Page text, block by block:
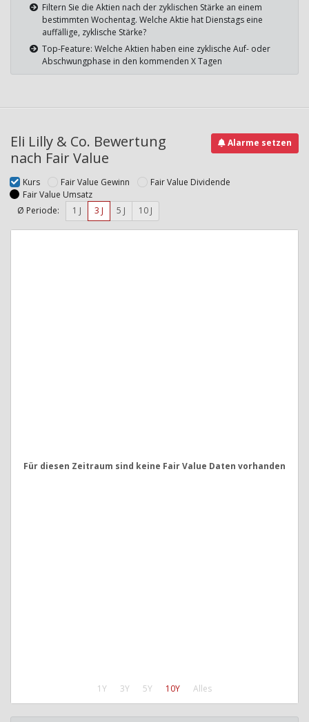
Filtern Sie die Aktien nach der zyklischen Stärke an einem
bestimmten Wochentag. Welche Aktie hat Dienstags eine
auffällige, zyklische Stärke?
Top-Feature: Welche Aktien haben eine zyklische Auf- oder
Abschwungphase in den kommenden X Tagen
Eli Lilly & Co. Bewertung
nach Fair Value
Alarme setzen
Kurs Fair Value Gewinn
Fair Value Dividende
Fair Value Umsatz
Ø Periode:
1 J 3 J 5 J 10 J
1Y 3Y 5Y 10Y Alles
Für diesen Zeitraum sind keine Fair Value Daten vorhanden